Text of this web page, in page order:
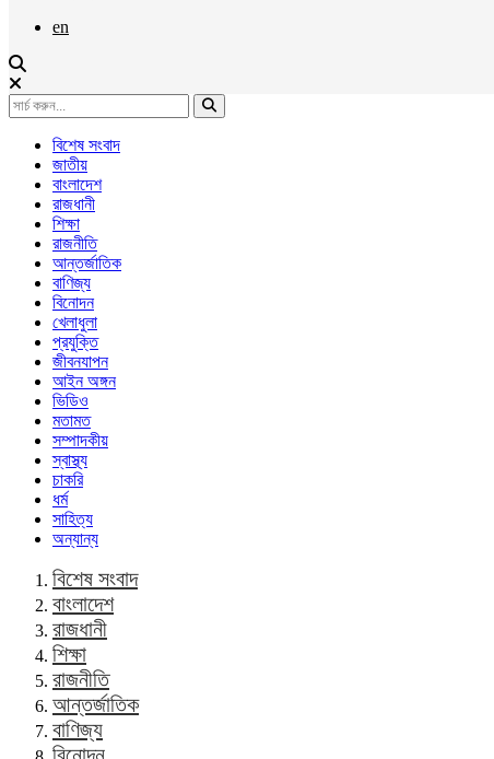
en
বিশেষ সংবাদ
জাতীয়
বাংলাদেশ
রাজধানী
শিক্ষা
রাজনীতি
আন্তর্জাতিক
বাণিজ্য
বিনোদন
খেলাধুলা
প্রযুক্তি
জীবনযাপন
আইন অঙ্গন
ভিডিও
মতামত
সম্পাদকীয়
স্বাস্থ্য
চাকরি
ধর্ম
সাহিত্য
অন্যান্য
বিশেষ সংবাদ
বাংলাদেশ
রাজধানী
শিক্ষা
রাজনীতি
আন্তর্জাতিক
বাণিজ্য